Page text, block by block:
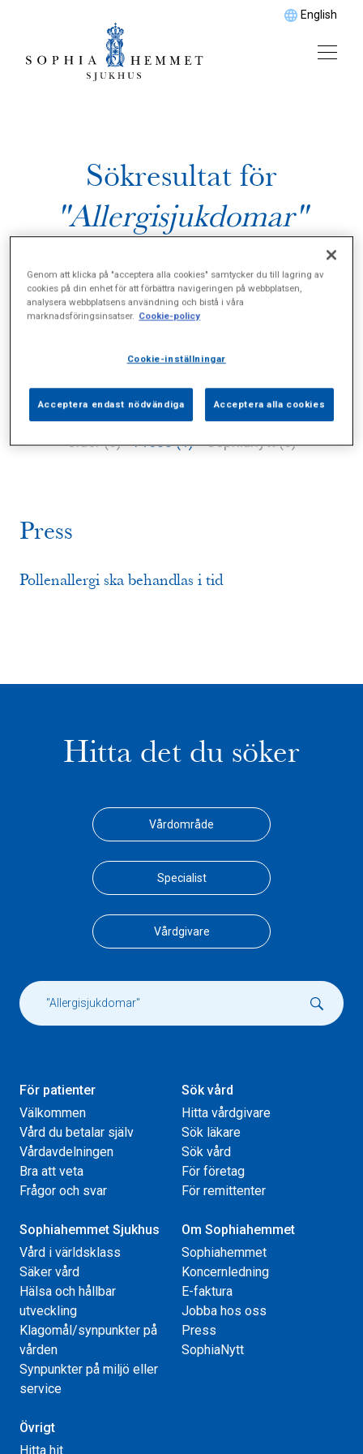
English
Sökresultat för
"Allergisjukdomar"
Alla (11) Vårdgivare (4) Specialister (4)
Sidor (0) Press (1) Sophianytt (0)
Press
​Pollenallergi ska behandlas i tid
Hitta det du söker
Vårdområde
Specialist
Vårdgivare
För patienter
Välkommen
Vård du betalar själv
Vårdavdelningen
Bra att veta
Frågor och svar
Sök vård
Hitta vårdgivare
Sök läkare
Sök vård
För företag
För remittenter
Sophiahemmet Sjukhus
Vård i världsklass
Säker vård
Hälsa och hållbar
utveckling
Klagomål/synpunkter på
vården
Synpunkter på miljö eller
service
Om Sophiahemmet
Sophiahemmet
Koncernledning
E-faktura
Jobba hos oss
Press
SophiaNytt
Övrigt
Hitta hit
Genom att klicka på "acceptera alla cookies" samtycker du till lagring av
cookies på din enhet för att förbättra navigeringen på webbplatsen,
analysera webbplatsens användning och bistå i våra
marknadsföringsinsatser. Cookie-policy
Cookie-inställningar
Acceptera endast nödvändiga Acceptera alla cookies